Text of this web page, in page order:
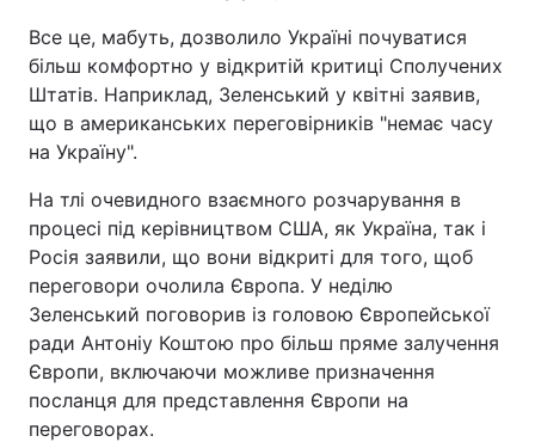
Все це, мабуть, дозволило Україні почуватися
більш комфортно у відкритій критиці Сполучених
Штатів. Наприклад, Зеленський у квітні заявив,
що в американських переговірників "немає часу
на Україну".
На тлі очевидного взаємного розчарування в
процесі під керівництвом США, як Україна, так і
Росія заявили, що вони відкриті для того, щоб
переговори очолила Європа. У неділю
Зеленський поговорив із головою Європейської
ради Антоніу Коштою про більш пряме залучення
Європи, включаючи можливе призначення
посланця для представлення Європи на
переговорах.